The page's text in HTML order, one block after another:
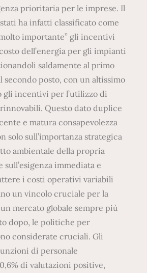
prioritaria per le imprese. Il
ha infatti classificato come
importante” gli incentivi
dell’energia per gli impianti
saldamente al primo
secondo posto, con un altissimo
gli incentivi per l’utilizzo di
Questo dato duplice
e matura consapevolezza
solo sull’importanza strategica
ambientale della propria
immediata e
i costi operativi variabili
un vincolo cruciale per la
mercato globale sempre più
dopo, le politiche per
considerate cruciali. Gli
di personale
di valutazioni positive,